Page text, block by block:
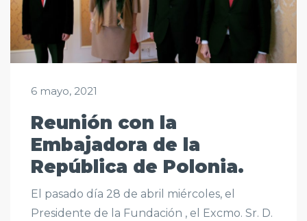
6 mayo, 2021
Reunión con la
Embajadora de la
República de Polonia.
El pasado día 28 de abril miércoles, el
Presidente de la Fundación , el Excmo. Sr. D.